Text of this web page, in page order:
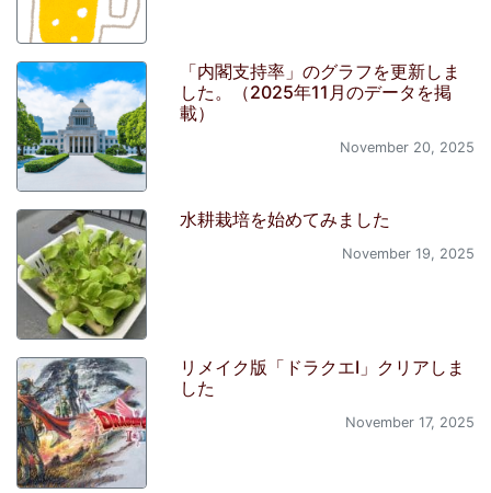
「内閣支持率」のグラフを更新しま
した。（2025年11月のデータを掲
載）
November 20, 2025
水耕栽培を始めてみました
November 19, 2025
リメイク版「ドラクエI」クリアしま
した
November 17, 2025